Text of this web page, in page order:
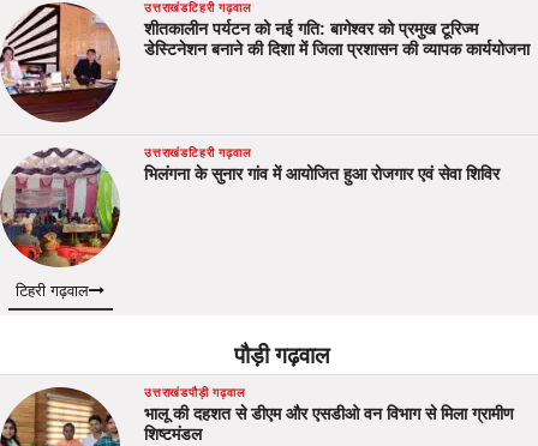
उत्तराखंडटिहरी गढ़वाल
शीतकालीन पर्यटन को नई गति: बागेश्वर को प्रमुख टूरिज्म
डेस्टिनेशन बनाने की दिशा में जिला प्रशासन की व्यापक कार्ययोजना
उत्तराखंडटिहरी गढ़वाल
भिलंगना के सुनार गांव में आयोजित हुआ रोजगार एवं सेवा शिविर
टिहरी गढ़वाल
पौड़ी गढ़वाल
उत्तराखंडपौड़ी गढ़वाल
भालू की दहशत से डीएम और एसडीओ वन विभाग से मिला ग्रामीण
शिष्टमंडल